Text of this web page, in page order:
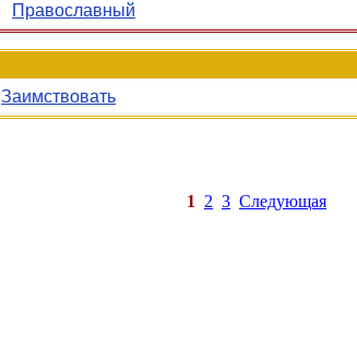
Православный
Заимствовать
1 2 3 Следующая